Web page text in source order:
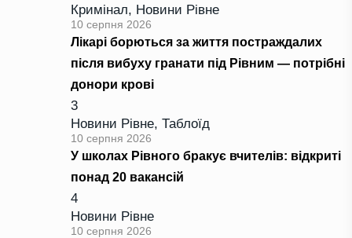
Кримінал, Новини Рівне
10 серпня 2026
Лікарі борються за життя постраждалих
після вибуху гранати під Рівним — потрібні
донори крові
3
Новини Рівне, Таблоїд
10 серпня 2026
У школах Рівного бракує вчителів: відкриті
понад 20 вакансій
4
Новини Рівне
10 серпня 2026